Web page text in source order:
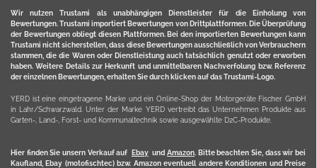
Wir nutzen Trustami als unabhängigen Dienstleister für die Einholung von
Bewertungen. Trustami importiert Bewertungen von Drittplattformen. Die Überprüfung
der Bewertungen obliegt diesen Plattformen. Bei den importierten Bewertungen kann
Trustami nicht sicherstellen, dass diese Bewertungen ausschließlich von Verbrauchern
stammen, die die Waren oder Dienstleistung auch tatsächlich genutzt oder erworben
haben. Weitere Details zur Herkunft und unmittelbaren Nachverfolung bzw. Referenz
der einzelnen Bewertungen, erhalten Sie durch klicken auf das Trustami-Logo.
YERD ist eine eingetragene Marke und ein Online-Shop der Motorgeräte Fischer GmbH
in Lahr/Schwarzwald. Unter der Marke YERD vertreibt das Unternehmen Produkte aus
Garten-, Land-, Forst- und Kommunaltechnik sowie ausgewählte D2C-Produkte.
Hier finden Sie unsern Verkauf auf Ebayund Amazon. Bitte beachten Sie, dass wir bei
Kaufland, Ebay (motofischtec) bzw. Amazon eventuell andere Konditionen und Preise